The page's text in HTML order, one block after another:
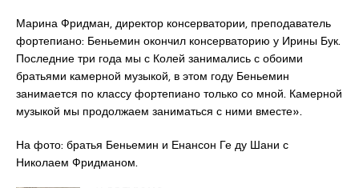
Марина Фридман, директор консерватории, преподаватель
фортепиано: Беньемин окончил консерваторию у Ирины Бук.
Последние три года мы с Колей занимались с обоими
братьями камерной музыкой, в этом году Беньемин
занимается по классу фортепиано только со мной. Камерной
музыкой мы продолжаем заниматься с ними вместе».
На фото: братья Беньемин и Енансон Ге ду Шани с
Николаем Фридманом.